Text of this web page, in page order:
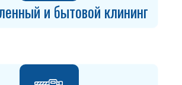
и бытовой клининг